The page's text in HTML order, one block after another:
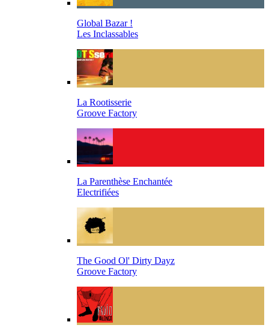
Global Bazar !
Les Inclassables
La Rootisserie
Groove Factory
La Parenthèse Enchantée
Electrifiées
The Good Ol' Dirty Dayz
Groove Factory